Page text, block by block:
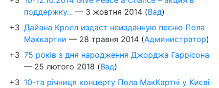
поддержку... — 3 жовтня 2014 (Вад)
+3 Дайана Кролл издаст неизданную песню Пола
Маккартни — 28 травня 2014 (Администратор)
+3 75 років з дня народження Джорджа Гаррісона
— 25 лютого 2018 (Вад)
+3 10-та річниця концерту Пола МакКартні у Києві